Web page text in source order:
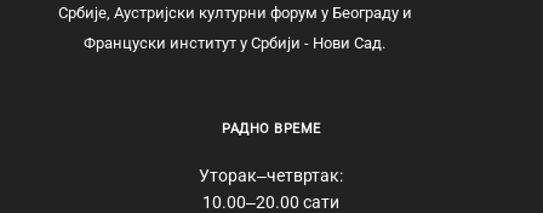
Србије, Аустријски културни форум у Београду и
Француски институт у Србији - Нови Сад.
РАДНО ВРЕМЕ
Уторак‒четвртак:
10.00‒20.00 сати